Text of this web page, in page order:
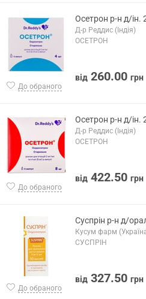
До обраного
Осетрон р-н д/
Д-р Реддис (Індія)
ОСЕТРОН
від 260.00 грн
До обраного
Осетрон р-н д/
Д-р Реддис (Індія)
ОСЕТРОН
від 422.50 грн
До обраного
Суспрін р-н д/
Кусум фарм
СУСПРІН
від 327.50 грн